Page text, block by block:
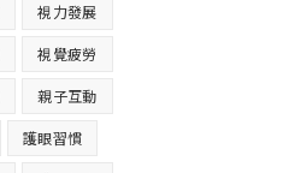
視力發展
視覺疲勞
親子互動
護眼習慣